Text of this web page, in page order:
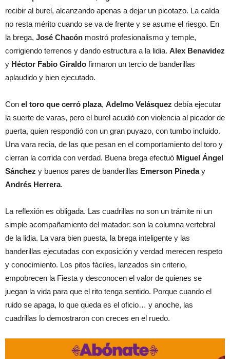
recibir al burel, alcanzando apenas a dejar un picotazo. La caída
no resta mérito cuando se va de frente y se asume el riesgo. En
la brega, José Chacón mostró profesionalismo y temple,
corrigiendo terrenos y dando estructura a la lidia. Alex Benavidez
y Héctor Fabio Giraldo firmaron un tercio de banderillas
aplaudido y bien ejecutado.
Con el toro que cerró plaza, Adelmo Velásquez debía ejecutar
la suerte de varas, pero el burel acudió con violencia al picador de
puerta, quien respondió con un gran puyazo, con tumbo incluido.
Una vara recia, de las que pesan en el comportamiento del toro y
cierran la corrida con verdad. Buena brega efectuó Miguel Ángel
Sánchez y buenos pares de banderillas Emerson Pineday
Andrés Herrera.
La reflexión es obligada. Las cuadrillas no son un trámite ni un
simple acompañamiento del matador: son la columna vertebral
de la lidia. La vara bien puesta, la brega inteligente y las
banderillas ejecutadas con exposición y verdad merecen respeto
y conocimiento. Los pitos fáciles, lanzados sin criterio,
empobrecen la Fiesta y desconocen el valor de quienes se
juegan la vida para que el rito tenga sentido. Porque cuando el
ruido se apaga, lo que queda es el oficio… y anoche, las
cuadrillas lo demostraron con creces en el ruedo.